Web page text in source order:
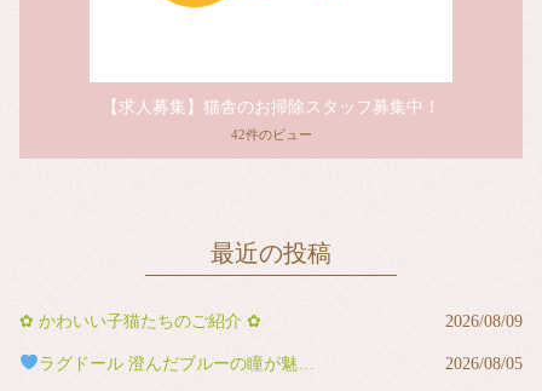
【求人募集】猫舎のお掃除スタッフ募集中！
42件のビュー
最近の投稿
✿ かわいい子猫たちのご紹介 ✿ 2026/08/09
ラグドール 澄んだブルーの瞳が魅力の男の子 2026/08/05